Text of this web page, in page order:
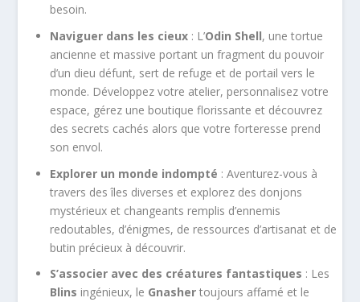
besoin.
Naviguer dans les cieux : L’Odin Shell, une tortue
ancienne et massive portant un fragment du pouvoir
d’un dieu défunt, sert de refuge et de portail vers le
monde. Développez votre atelier, personnalisez votre
espace, gérez une boutique florissante et découvrez
des secrets cachés alors que votre forteresse prend
son envol.
Explorer un monde indompté : Aventurez-vous à
travers des îles diverses et explorez des donjons
mystérieux et changeants remplis d’ennemis
redoutables, d’énigmes, de ressources d’artisanat et de
butin précieux à découvrir.
S’associer avec des créatures fantastiques : Les
Blins ingénieux, le Gnasher toujours affamé et le